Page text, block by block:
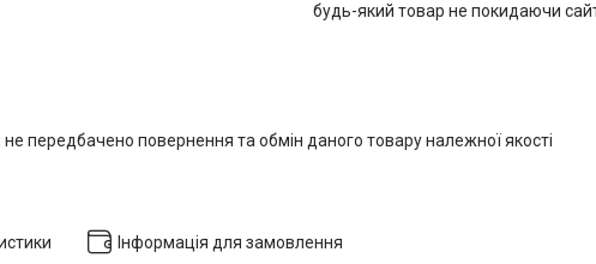
будь-який товар не покидаючи
не передбачено повернення та обмін даного товару належної якості
Інформація для замовлення